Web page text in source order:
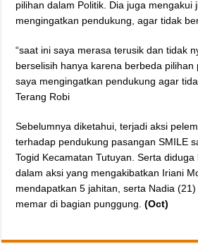
pilihan dalam Politik. Dia juga mengakui
mengingatkan pendukung, agar tidak
“saat ini saya merasa terusik dan tidak
berselisih hanya karena berbeda pilihan
saya mengingatkan pendukung agar
Terang Robi
Sebelumnya diketahui, terjadi aksi
terhadap pendukung pasangan SMILE
Togid Kecamatan Tutuyan. Serta
dalam aksi yang mengakibatkan Iriani
mendapatkan 5 jahitan, serta Nadia
memar di bagian punggung.(Oct)